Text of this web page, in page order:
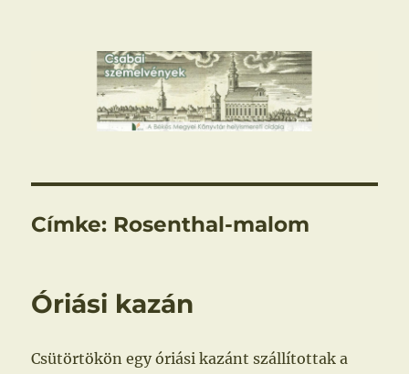
Csabai szemelvények
Címke: Rosenthal-malom
Óriási kazán
Csütörtökön egy óriási kazánt szállítottak a